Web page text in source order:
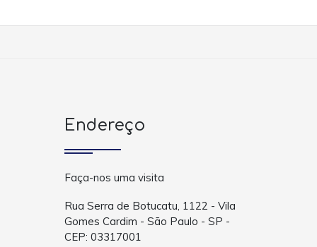
Endereço
Faça-nos uma visita
Rua Serra de Botucatu, 1122 - Vila
Gomes Cardim - São Paulo - SP -
CEP: 03317001